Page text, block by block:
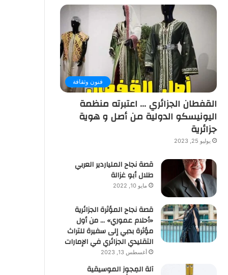
فنون وثقافة
القفطان الجزائري … اعتبرته منظمة
اليونيسكو الدولية من أصل و هوية
جزائرية
يوليو 25, 2023
قصة نجاح الملياردير العربي
طلال أبو غزالة
مايو 10, 2022
قصة نجاح المؤثرة الجزائرية
«أحلام عموري» … من أول
مؤثرة بدبي إلى سفيرة للتراث
التقليدي الجزائري في الإمارات
أغسطس 13, 2023
آلة المِجوِز الموسيقية‎‎